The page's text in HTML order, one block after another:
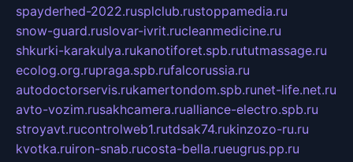
spayderhed-2022.rusplclub.rustoppamedia.ru
snow-guard.ruslovar-ivrit.rucleanmedicine.ru
shkurki-karakulya.rukanotiforet.spb.rututmassage.ru
ecolog.org.rupraga.spb.rufalcorussia.ru
autodoctorservis.rukamertondom.spb.runet-life.net.ru
avto-vozim.rusakhcamera.rualliance-electro.spb.ru
stroyavt.rucontrolweb1.rutdsak74.rukinzozo-ru.ru
kvotka.ruiron-snab.rucosta-bella.rueugrus.pp.ru